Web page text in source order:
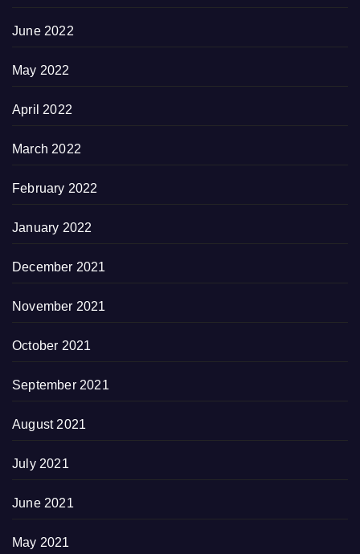
June 2022
May 2022
April 2022
March 2022
February 2022
January 2022
December 2021
November 2021
October 2021
September 2021
August 2021
July 2021
June 2021
May 2021